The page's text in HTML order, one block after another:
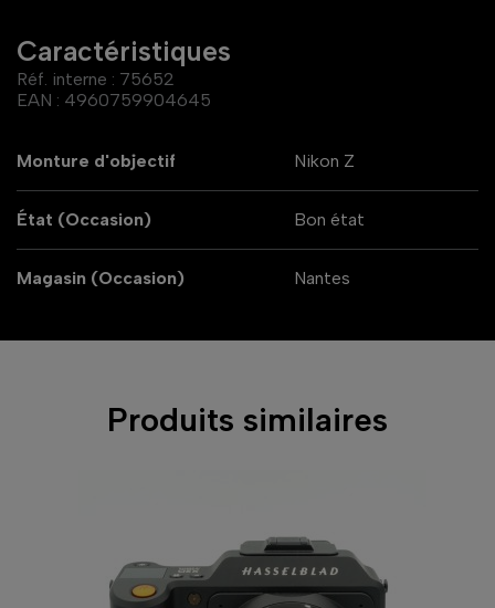
Caractéristiques
Réf. interne : 75652
EAN : 4960759904645
Monture d'objectif Nikon Z
État (Occasion) Bon état
Magasin (Occasion) Nantes
Produits similaires